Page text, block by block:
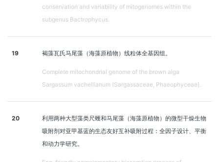
conservation and variability of mitogenomes within the
subgenus Bactrophycus.
19 褐藻瓦氏马尾藻（海藻原植物）线粒体全基因组。
Complete mitochondrial genome of the brown alga
Sargassum vachellianum (Sargassaceae, Phaeophyceae).
20
利用两种大型藻类尺蠖和马尾藻（海藻原植物）的微型干燥生物
吸附剂对亚甲基蓝的生态友好互补吸附过程：全因子设计、平衡
和动力学研究。